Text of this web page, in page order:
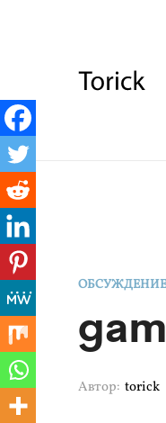
Автор: torick